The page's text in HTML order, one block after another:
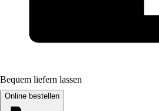
Bequem liefern lassen
Online bestellen